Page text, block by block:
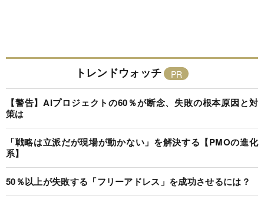
トレンドウォッチ
【警告】AIプロジェクトの60％が断念、失敗の根本原因と対
策は
「戦略は立派だが現場が動かない」を解決する【PMOの進化
系】
50％以上が失敗する「フリーアドレス」を成功させるには？